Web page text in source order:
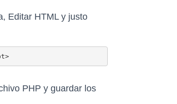
Editar HTML y justo
PHP y guardar los